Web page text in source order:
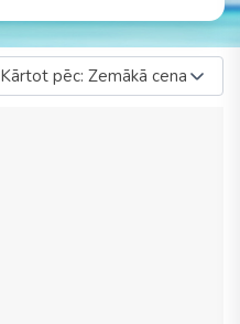
Kārtot pēc: Zemākā cena